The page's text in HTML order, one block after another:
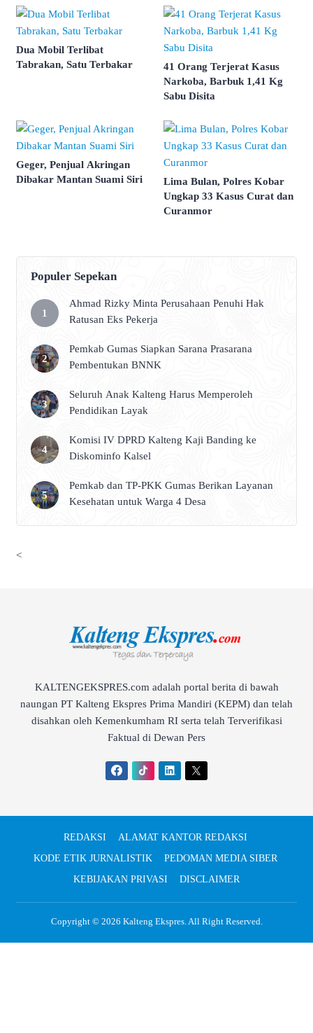
Dua Mobil Terlibat
Tabrakan, Satu Terbakar
41 Orang Terjerat Kasus
Narkoba, Barbuk 1,41 Kg
Sabu Disita
Geger, Penjual Akringan
Dibakar Mantan Suami Siri
Lima Bulan, Polres Kobar
Ungkap 33 Kasus Curat dan
Curanmor
Populer Sepekan
Ahmad Rizky Minta Perusahaan Penuhi Hak
Ratusan Eks Pekerja
Pemkab Gumas Siapkan Sarana Prasarana
Pembentukan BNNK
Seluruh Anak Kalteng Harus Memperoleh
Pendidikan Layak
Komisi IV DPRD Kalteng Kaji Banding ke
Diskominfo Kalsel
Pemkab dan TP-PKK Gumas Berikan Layanan
Kesehatan untuk Warga 4 Desa
<
KALTENGEKSPRES.com adalah portal berita di bawah
naungan PT Kalteng Ekspres Prima Mandiri (KEPM) dan telah
disahkan oleh Kemenkumham RI serta telah Terverifikasi
Faktual di Dewan Pers
REDAKSI
ALAMAT KANTOR REDAKSI
KODE ETIK JURNALISTIK
PEDOMAN MEDIA SIBER
KEBIJAKAN PRIVASI
DISCLAIMER
Copyright © 2026 Kalteng Ekspres. All Right Reserved.